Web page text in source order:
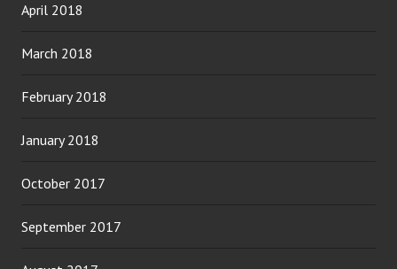
April 2018
March 2018
February 2018
January 2018
October 2017
September 2017